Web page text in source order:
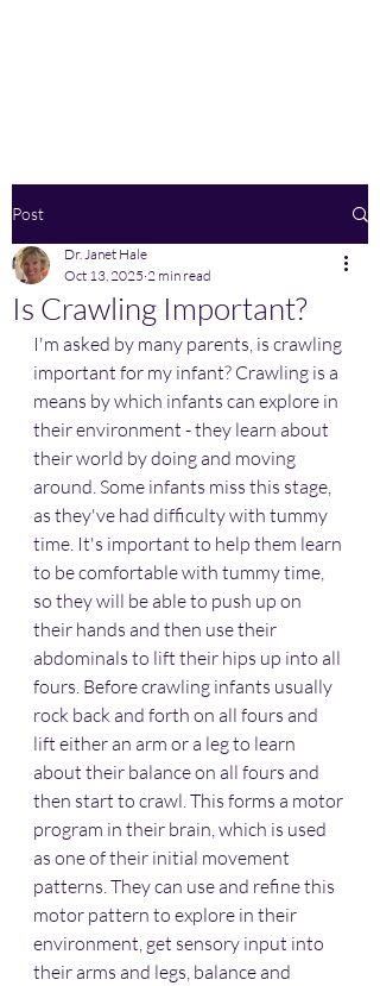
Post
Is Crawling Important?
Dr. Janet Hale
Oct 13, 2025 2 min read
I'm asked by many parents, is crawling
important for my infant? Crawling is a
means by which infants can explore in
their environment - they learn about
their world by doing and moving
around. Some infants miss this stage,
as they've had difficulty with tummy
time. It's important to help them learn
to be comfortable with tummy time,
so they will be able to push up on
their hands and then use their
abdominals to lift their hips up into all
fours. Before crawling infants usually
rock back and forth on all fours and
lift either an arm or a leg to learn
about their balance on all fours and
then start to crawl. This forms a motor
program in their brain, which is used
as one of their initial movement
patterns. They can use and refine this
motor pattern to explore in their
environment, get sensory input into
their arms and legs, balance and